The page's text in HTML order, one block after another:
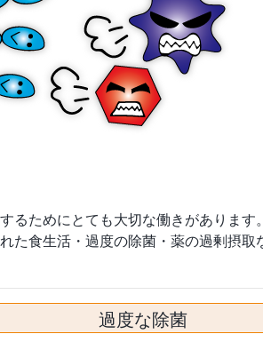
るためにとても大切な働きがあります。
た食生活・過度の除菌・薬の過剰摂取
過度な除菌